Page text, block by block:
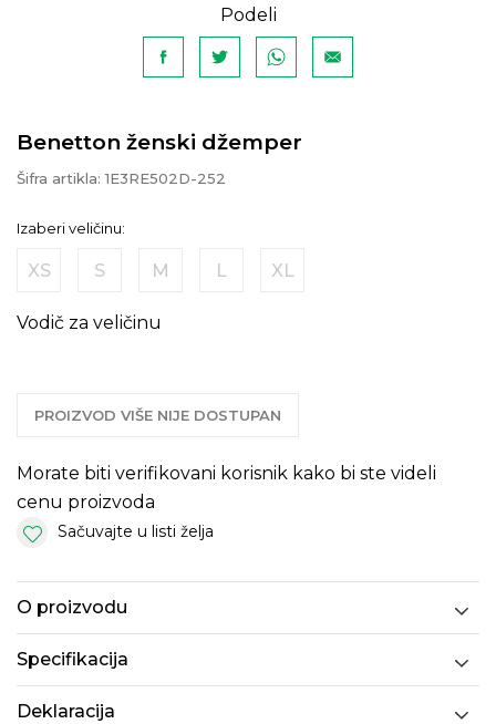
Podeli
Benetton ženski džemper
Šifra artikla:1E3RE502D-252
Izaberi veličinu:
XS S M L XL
Vodič za veličinu
PROIZVOD VIŠE NIJE DOSTUPAN
Morate biti verifikovani korisnik kako bi ste videli
cenu proizvoda
Sačuvajte u listi želja
O proizvodu
Specifikacija
Deklaracija